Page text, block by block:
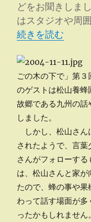
どをお聞きしま
はスタジオや周
“第３回放送終了”
続きを読む
ごの木の下で」第
のゲストは松山養
故郷である九州の話
しました。
しかし、松山さん
されたようで、言
さんがフォローす
は、松山さんと家
たので、蜂の事や
わって話す場面が
ったかもしれません。